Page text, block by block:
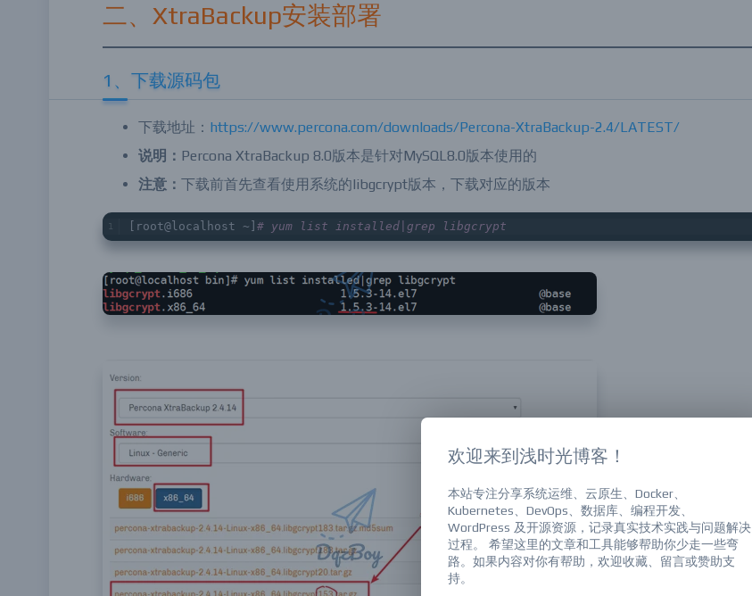
二、XtraBackup安装部署
1、下载源码包
下载地址： https://www.percona.com/downloads/Percona-XtraBackup-2.4/LATEST/
说明： Percona XtraBackup 8.0版本是针对MySQL8.0版本使用的
注意： 下载前首先查看使用系统的libgcrypt版本，下载对应的版本
[root@localhost ~] # yum list installed|grep libgcrypt
欢迎来到浅时光博客！
本站专注分享系统运维、云原生、Docker、
Kubernetes、DevOps、数据库、编程开发、
WordPress 及开源资源，记录真实技术实践与问题解决
过程。 希望这里的文章和工具能够帮助你少走一些弯
路。如果内容对你有帮助，欢迎收藏、留言或赞助支
持。